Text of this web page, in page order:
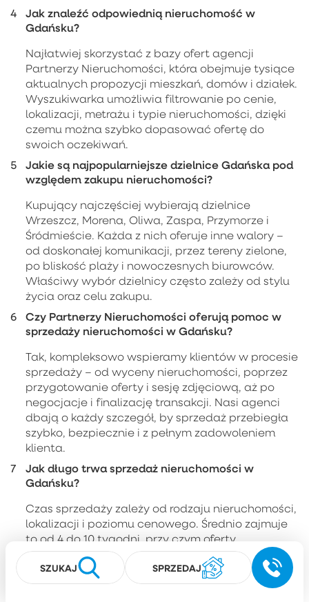
Jak znaleźć odpowiednią nieruchomość w
Gdańsku?
Najłatwiej skorzystać z bazy ofert agencji
Partnerzy Nieruchomości, która obejmuje tysiące
aktualnych propozycji mieszkań, domów i działek.
Wyszukiwarka umożliwia filtrowanie po cenie,
lokalizacji, metrażu i typie nieruchomości, dzięki
czemu można szybko dopasować ofertę do
swoich oczekiwań.
Jakie są najpopularniejsze dzielnice Gdańska pod
względem zakupu nieruchomości?
Kupujący najczęściej wybierają dzielnice
Wrzeszcz, Morena, Oliwa, Zaspa, Przymorze i
Śródmieście. Każda z nich oferuje inne walory –
od doskonałej komunikacji, przez tereny zielone,
po bliskość plaży i nowoczesnych biurowców.
Właściwy wybór dzielnicy często zależy od stylu
życia oraz celu zakupu.
Czy Partnerzy Nieruchomości oferują pomoc w
sprzedaży nieruchomości w Gdańsku?
Tak, kompleksowo wspieramy klientów w procesie
sprzedaży – od wyceny nieruchomości, poprzez
przygotowanie oferty i sesję zdjęciową, aż po
negocjacje i finalizację transakcji. Nasi agenci
dbają o każdy szczegół, by sprzedaż przebiegła
szybko, bezpiecznie i z pełnym zadowoleniem
klienta.
Jak długo trwa sprzedaż nieruchomości w
Gdańsku?
Czas sprzedaży zależy od rodzaju nieruchomości,
lokalizacji i poziomu cenowego. Średnio zajmuje
to od 4 do 10 tygodni, przy czym oferty
odpowiednio przygotowane i promowane przez
agencję Partnerzy często znajdują nabywców w
znacznie krótszym czasie.
SZUKAJ SPRZEDAJ